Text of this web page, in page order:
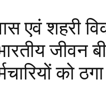
एवं शहरी
जीवन
को ठगा